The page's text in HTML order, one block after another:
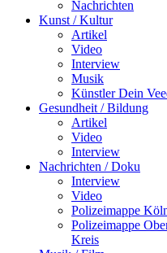
Nachrichten
Kunst / Kultur
Artikel
Video
Interview
Musik
Künstler Dein
Gesundheit / Bildung
Artikel
Video
Interview
Nachrichten / Doku
Interview
Video
Polizeimappe
Polizeimappe
Kreis